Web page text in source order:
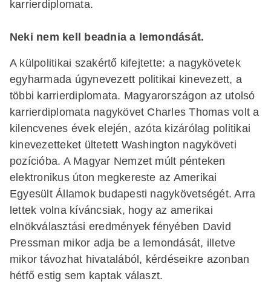
karrierdiplomata.
Neki nem kell beadnia a lemondását.
A külpolitikai szakértő kifejtette: a nagykövetek
egyharmada úgynevezett politikai kinevezett, a
többi karrierdiplomata. Magyarországon az utolsó
karrierdiplomata nagykövet Charles Thomas volt a
kilencvenes évek elején, azóta kizárólag politikai
kinevezetteket ültetett Washington nagyköveti
pozícióba. A Magyar Nemzet múlt pénteken
elektronikus úton megkereste az Amerikai
Egyesült Államok budapesti nagykövetségét. Arra
lettek volna kíváncsiak, hogy az amerikai
elnökválasztási eredmények fényében David
Pressman mikor adja be a lemondását, illetve
mikor távozhat hivatalából, kérdéseikre azonban
hétfő estig sem kaptak választ.